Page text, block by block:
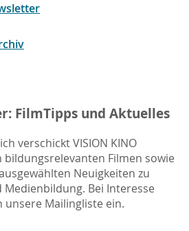
FilmTipps und Aktuelles
verschickt VISION KINO
bildungsrelevanten Filmen sowie
Neuigkeiten zu
Bei Interesse
unsere Mailingliste ein.